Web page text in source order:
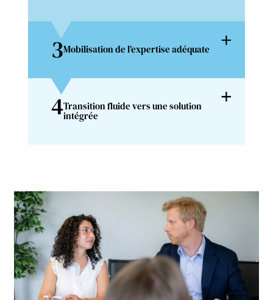
3Mobilisation de l’expertise adéquate
4Transition fluide vers une solution
intégrée